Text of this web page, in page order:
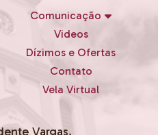
Comunicação
Videos
Dízimos e Ofertas
Contato
Vela Virtual
Vargas,